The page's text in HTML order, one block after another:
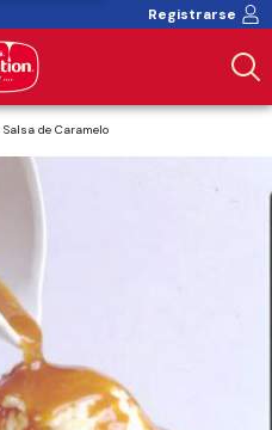
Registrarse
Salsa de Caramelo